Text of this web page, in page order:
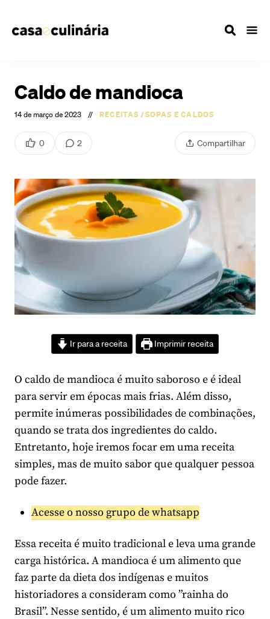
Caldo de mandioca
14 de março de 2023 // RECEITAS /SOPAS E CALDOS
0 2 Compartilhar
Ir para a receita Imprimir receita
O caldo de mandioca é muito saboroso e é ideal
para servir em épocas mais frias. Além disso,
permite inúmeras possibilidades de combinações,
quando se trata dos ingredientes do caldo.
Entretanto, hoje iremos focar em uma receita
simples, mas de muito sabor que qualquer pessoa
pode fazer.
Acesse o nosso grupo de whatsapp
Essa receita é muito tradicional e leva uma grande
carga histórica. A mandioca é um alimento que
faz parte da dieta dos indígenas e muitos
historiadores a consideram como ”rainha do
Brasil”. Nesse sentido, é um alimento muito rico